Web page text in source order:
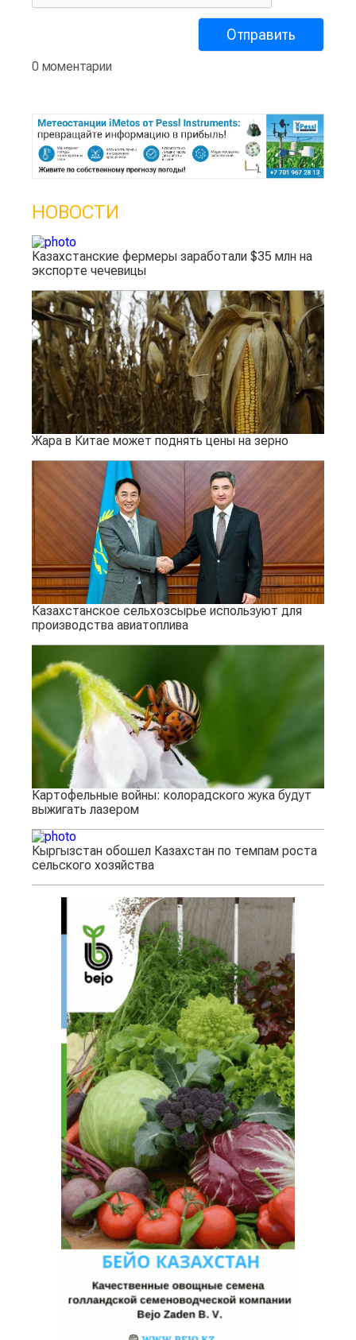
0 моментарии
НОВОСТИ
Казахстанские фермеры заработали $35 млн на
экспорте чечевицы
Жара в Китае может поднять цены на зерно
Казахстанское сельхозсырье используют для
производства авиатоплива
Картофельные войны: колорадского жука будут
выжигать лазером
Кыргызстан обошел Казахстан по темпам роста
сельского хозяйства